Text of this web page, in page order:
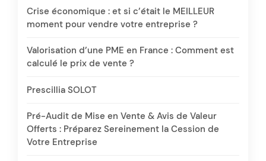
Crise économique : et si c’était le MEILLEUR
moment pour vendre votre entreprise ?
Valorisation d’une PME en France : Comment est
calculé le prix de vente ?
Prescillia SOLOT
Pré-Audit de Mise en Vente & Avis de Valeur
Offerts : Préparez Sereinement la Cession de
Votre Entreprise